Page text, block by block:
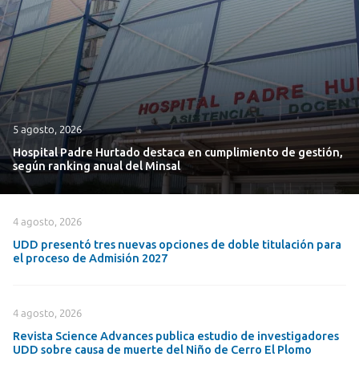
5 agosto, 2026
Hospital Padre Hurtado destaca en cumplimiento de gestión,
según ranking anual del Minsal
4 agosto, 2026
UDD presentó tres nuevas opciones de doble titulación para
el proceso de Admisión 2027
4 agosto, 2026
Revista Science Advances publica estudio de investigadores
UDD sobre causa de muerte del Niño de Cerro El Plomo